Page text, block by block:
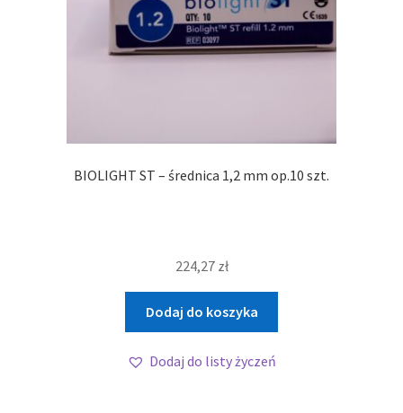
BIOLIGHT ST – średnica 1,2 mm op.10 szt.
224,27 zł
Dodaj do koszyka
Dodaj do listy życzeń